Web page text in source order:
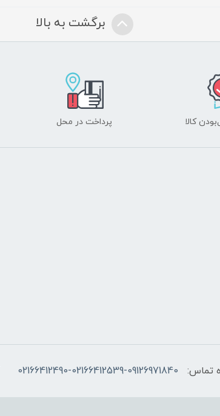
برگشت به بالا
کالا پرداخت در محل
تماس: 02166412490-02166412539-09126971840